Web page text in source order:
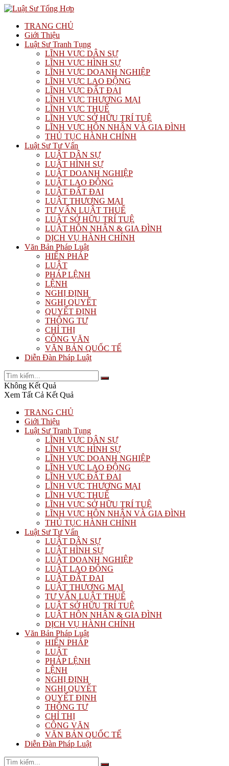
TRANG CHỦ
Giới Thiệu
Luật Sư Tranh Tụng
LĨNH VỰC DÂN SỰ
LĨNH VỰC HÌNH SỰ
LĨNH VỰC DOANH NGHIỆP
LĨNH VỰC LAO ĐỘNG
LĨNH VỰC ĐẤT ĐAI
LĨNH VỰC THƯƠNG MẠI
LĨNH VỰC THUẾ
LĨNH VỰC SỞ HỮU TRÍ TUỆ
LĨNH VỰC HÔN NHÂN VÀ GIA ĐÌNH
THỦ TỤC HÀNH CHÍNH
Luật Sư Tư Vấn
LUẬT DÂN SỰ
LUẬT HÌNH SỰ
LUẬT DOANH NGHIỆP
LUẬT LAO ĐỘNG
LUẬT ĐẤT ĐAI
LUẬT THƯƠNG MẠI
TƯ VẤN LUẬT THUẾ
LUẬT SỞ HỮU TRÍ TUỆ
LUẬT HÔN NHÂN & GIA ĐÌNH
DỊCH VỤ HÀNH CHÍNH
Văn Bản Pháp Luật
HIẾN PHÁP
LUẬT
PHÁP LỆNH
LỆNH
NGHỊ ĐỊNH
NGHỊ QUYẾT
QUYẾT ĐỊNH
THÔNG TƯ
CHỈ THỊ
CÔNG VĂN
VĂN BẢN QUỐC TẾ
Diễn Đàn Pháp Luật
Không Kết Quả
Xem Tất Cả Kết Quả
TRANG CHỦ
Giới Thiệu
Luật Sư Tranh Tụng
LĨNH VỰC DÂN SỰ
LĨNH VỰC HÌNH SỰ
LĨNH VỰC DOANH NGHIỆP
LĨNH VỰC LAO ĐỘNG
LĨNH VỰC ĐẤT ĐAI
LĨNH VỰC THƯƠNG MẠI
LĨNH VỰC THUẾ
LĨNH VỰC SỞ HỮU TRÍ TUỆ
LĨNH VỰC HÔN NHÂN VÀ GIA ĐÌNH
THỦ TỤC HÀNH CHÍNH
Luật Sư Tư Vấn
LUẬT DÂN SỰ
LUẬT HÌNH SỰ
LUẬT DOANH NGHIỆP
LUẬT LAO ĐỘNG
LUẬT ĐẤT ĐAI
LUẬT THƯƠNG MẠI
TƯ VẤN LUẬT THUẾ
LUẬT SỞ HỮU TRÍ TUỆ
LUẬT HÔN NHÂN & GIA ĐÌNH
DỊCH VỤ HÀNH CHÍNH
Văn Bản Pháp Luật
HIẾN PHÁP
LUẬT
PHÁP LỆNH
LỆNH
NGHỊ ĐỊNH
NGHỊ QUYẾT
QUYẾT ĐỊNH
THÔNG TƯ
CHỈ THỊ
CÔNG VĂN
VĂN BẢN QUỐC TẾ
Diễn Đàn Pháp Luật